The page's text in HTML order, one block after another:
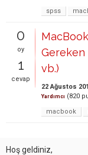
spss
0
oy
1
cevap
Gereken
vb.)
22 Ağustos
Yardımcı (820
macbook
Hoş geldiniz,